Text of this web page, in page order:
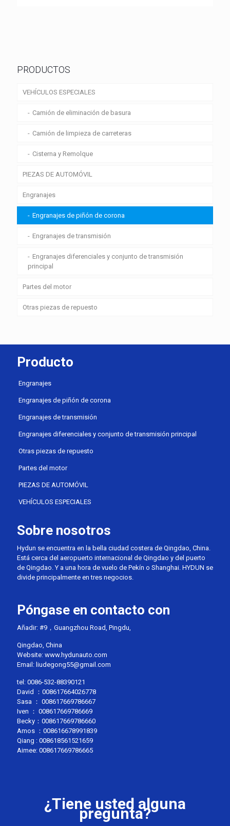
PRODUCTOS
VEHÍCULOS ESPECIALES
Camión de eliminación de basura
Camión de limpieza de carreteras
Cisterna y Remolque
PIEZAS DE AUTOMÓVIL
Engranajes
Engranajes de piñón de corona
Engranajes de transmisión
Engranajes diferenciales y conjunto de transmisión
principal
Partes del motor
Otras piezas de repuesto
Producto
Engranajes
Engranajes de piñón de corona
Engranajes de transmisión
Engranajes diferenciales y conjunto de transmisión principal
Otras piezas de repuesto
Partes del motor
PIEZAS DE AUTOMÓVIL
VEHÍCULOS ESPECIALES
Sobre nosotros
Hydun se encuentra en la bella ciudad costera de Qingdao, China.
Está cerca del aeropuerto internacional de Qingdao y del puerto
de Qingdao. Y a una hora de vuelo de Pekín o Shanghai. HYDUN se
divide principalmente en tres negocios.
Póngase en contacto con
Añadir: #9，Guangzhou Road, Pingdu,
Qingdao, China
Website: www.hydunauto.com
Email: liudegong55@gmail.com
tel: 0086-532-88390121
David ： 008617664026778
Sasa ： 008617669786667
Iven ： 008617669786669
Becky： 008617669786660
Amos ： 008616678991839
Qiang : 008618561521659
Aimee: 008617669786665
¿Tiene usted alguna
pregunta?